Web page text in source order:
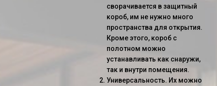
сворачивается в защитный
короб, им не нужно много
пространства для открытия.
Кроме этого, короб с
полотном можно
устанавливать как снаружи,
так и внутри помещения.
Универсальность. Их можно